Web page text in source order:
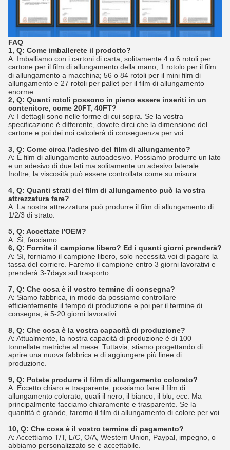
FAQ
1, Q: Come imballerete il prodotto?
A: Imballiamo con i cartoni di carta, solitamente 4 o 6 rotoli per
cartone per il film di allungamento della mano; 1 rotolo per il film
di allungamento a macchina; 56 o 84 rotoli per il mini film di
allungamento e 27 rotoli per pallet per il film di allungamento
enorme.
2, Q: Quanti rotoli possono in pieno essere inseriti in un
contenitore, come 20FT, 40FT?
A: I dettagli sono nelle forme di cui sopra. Se la vostra
specificazione è differente, dovete dirci che la dimensione del
cartone e poi dei noi calcolerà di conseguenza per voi.
3, Q: Come circa l'adesivo del film di allungamento?
A: È film di allungamento autoadesivo. Possiamo produrre un lato
e un adesivo di due lati ma solitamente un adesivo laterale.
Inoltre, la viscosità può essere controllata come su misura.
4, Q: Quanti strati del film di allungamento può la vostra
attrezzatura fare?
A: La nostra attrezzatura può produrre il film di allungamento di
1/2/3 di strato.
5, Q: Accettate l'OEM?
A: Sì, facciamo.
6, Q: Fornite il campione libero? Ed i quanti giorni prenderà?
A: Sì, forniamo il campione libero, solo necessità voi di pagare la
tassa del corriere. Faremo il campione entro 3 giorni lavorativi e
prenderà 3-7days sul trasporto.
7, Q: Che cosa è il vostro termine di consegna?
A: Siamo fabbrica, in modo da possiamo controllare
efficientemente il tempo di produzione e poi per il termine di
consegna, è 5-20 giorni lavorativi.
8, Q: Che cosa è la vostra capacità di produzione?
A: Attualmente, la nostra capacità di produzione è di 100
tonnellate metriche al mese. Tuttavia, stiamo progettando di
aprire una nuova fabbrica e di aggiungere più linee di
produzione.
9, Q: Potete produrre il film di allungamento colorato?
A: Eccetto chiaro e trasparente, possiamo fare il film di
allungamento colorato, quali il nero, il bianco, il blu, ecc. Ma
principalmente facciamo chiaramente e trasparente. Se la
quantità è grande, faremo il film di allungamento di colore per voi.
10, Q: Che cosa è il vostro termine di pagamento?
A: Accettiamo T/T, L/C, O/A, Western Union, Paypal, impegno, o
abbiamo personalizzato se è accettabile.